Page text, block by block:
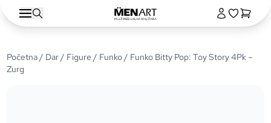
Početna/ Dar/ Figure / Funko/ Funko Bitty Pop: Toy Story 4Pk –
Zurg